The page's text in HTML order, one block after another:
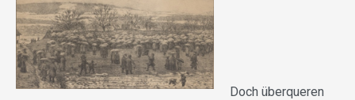
Doch überqueren